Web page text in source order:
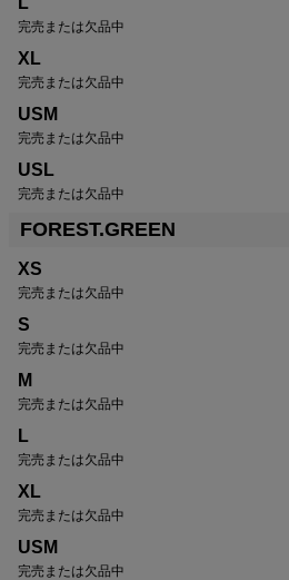
完売または欠品中
XL
完売または欠品中
USM
完売または欠品中
USL
完売または欠品中
FOREST.GREEN
XS
完売または欠品中
S
完売または欠品中
M
完売または欠品中
L
完売または欠品中
XL
完売または欠品中
USM
完売または欠品中